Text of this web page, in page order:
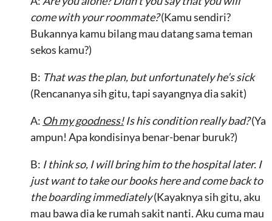
come with your roommate?(Kamu sendiri?
Bukannya kamu bilang mau datang sama teman
sekos kamu?)
B: That was the plan, but unfortunately he’s sick
(Rencananya sih gitu, tapi sayangnya dia sakit)
A: Oh my goodness!Is his condition really bad?(Ya
ampun! Apa kondisinya benar-benar buruk?)
B: I think so, I will bring him to the hospital later. I
just want to take our books here and come back to
the boarding immediately(Kayaknya sih gitu, aku
mau bawa dia ke rumah sakit nanti. Aku cuma mau